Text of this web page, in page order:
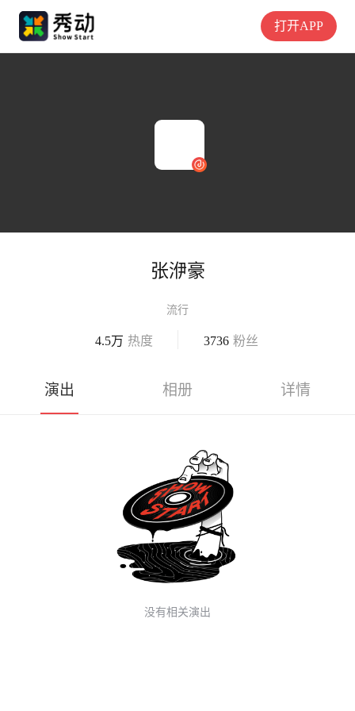
打开APP
张洢豪
流行
4.5万 热度 3736 粉丝
演出 相册 详情
没有相关演出